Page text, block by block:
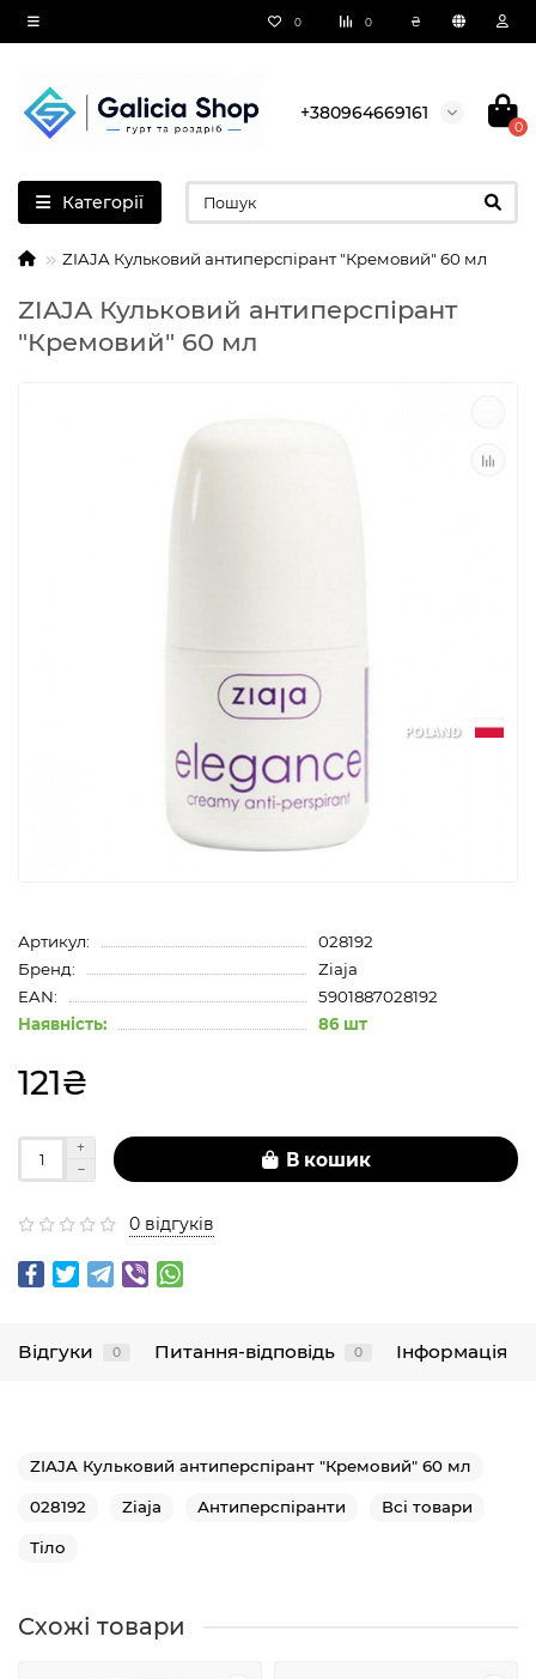
0 0 ₴
+380964669161
0
Категорії
ZIAJA Кульковий антиперспірант "Кремовий" 60 мл
ZIAJA Кульковий антиперспірант
"Кремовий" 60 мл
POLAND
Артикул:
028192
Бренд:
Ziaja
EAN:
5901887028192
Наявність:
86 шт
121₴
В кошик
0 відгуків
Відгуки 0 Питання-відповідь 0 Інформація
ZIAJA Кульковий антиперспірант "Кремовий" 60 мл
028192 Ziaja Антиперспіранти Всі товари
Тіло
Схожі товари